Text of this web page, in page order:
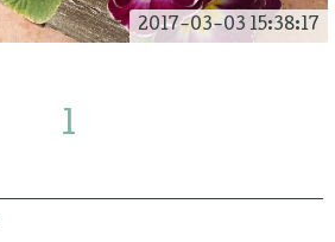
2017-03-03 15:38:17
1